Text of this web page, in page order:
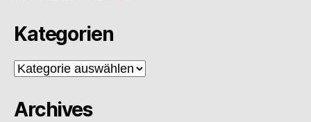
Kategorien
Kategorien
Archives